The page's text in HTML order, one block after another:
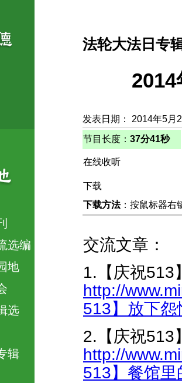
选编
地
选
辑
法轮大法日专
发表日期： 2014年5月
节目长度： 37分41秒
在线收听
下载
下载方法：按鼠标器右
交流文章：
1.【庆祝513
http://
513】放下
2.【庆祝513
http://
513】餐馆里